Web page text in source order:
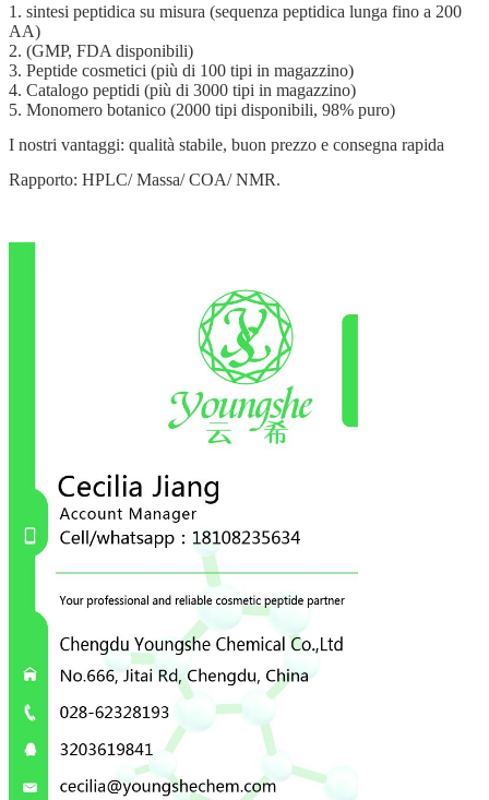
1. sintesi peptidica su misura (sequenza peptidica lunga fino a 200
AA)
2. (GMP, FDA disponibili)
3. Peptide cosmetici (più di 100 tipi in magazzino)
4. Catalogo peptidi (più di 3000 tipi in magazzino)
5. Monomero botanico (2000 tipi disponibili, 98% puro)
I nostri vantaggi: qualità stabile, buon prezzo e consegna rapida
Rapporto: HPLC/ Massa/ COA/ NMR.